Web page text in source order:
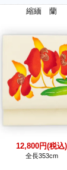
縮緬 蘭
12,800円(税込)
全長353cm